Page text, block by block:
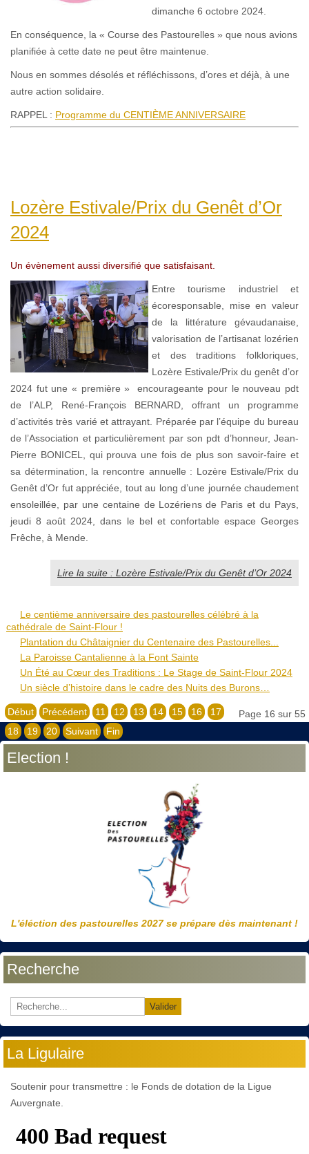
dimanche 6 octobre 2024.
En conséquence, la « Course des Pastourelles » que nous avions
planifiée à cette date ne peut être maintenue.
Nous en sommes désolés et réfléchissons, d’ores et déjà, à une
autre action solidaire.
RAPPEL : Programme du CENTIÈME ANNIVERSAIRE
Lozère Estivale/Prix du Genêt d’Or
2024
Un évènement aussi diversifié que satisfaisant.
Entre tourisme industriel et
écoresponsable, mise en valeur
de la littérature gévaudanaise,
valorisation de l’artisanat lozérien
et des traditions folkloriques,
Lozère Estivale/Prix du genêt d’or
2024 fut une « première » encourageante pour le nouveau pdt
de l’ALP, René-François BERNARD, offrant un programme
d’activités très varié et attrayant. Préparée par l’équipe du bureau
de l’Association et particulièrement par son pdt d’honneur, Jean-
Pierre BONICEL, qui prouva une fois de plus son savoir-faire et
sa détermination, la rencontre annuelle : Lozère Estivale/Prix du
Genêt d’Or fut appréciée, tout au long d’une journée chaudement
ensoleillée, par une centaine de Lozériens de Paris et du Pays,
jeudi 8 août 2024, dans le bel et confortable espace Georges
Frêche, à Mende.
Lire la suite : Lozère Estivale/Prix du Genêt d’Or 2024
Le centième anniversaire des pastourelles célébré à la
cathédrale de Saint-Flour !
Plantation du Châtaignier du Centenaire des Pastourelles...
La Paroisse Cantalienne à la Font Sainte
Un Été au Cœur des Traditions : Le Stage de Saint-Flour 2024
Un siècle d’histoire dans le cadre des Nuits des Burons…
Page 16 sur 55
Début Précédent 11 12 13 14 15 16
17
18
19 20 Suivant Fin
Election !
L'éléction des pastourelles 2027 se prépare dès maintenant !
Recherche
Valider
La Ligulaire
Soutenir pour transmettre : le Fonds de dotation de la Ligue
Auvergnate.